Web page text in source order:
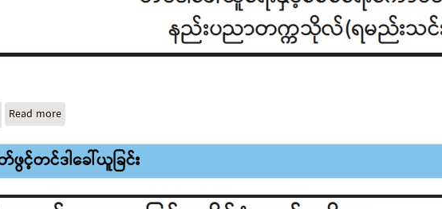
Read moreabout နည်းပညာတက္ကသိုလ်(ရမည်းသင်း) အိတ်ဖွင့်တင်ဒါခေါ်ယူခြင်း
တင်ဒါခေါ်ယူခြင်း